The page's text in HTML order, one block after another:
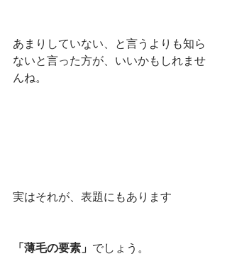
あまりしていない、と言うよりも知ら
ないと言った方が、いいかもしれませ
んね。
実はそれが、表題にもあります
「薄毛の要素」 でしょう。